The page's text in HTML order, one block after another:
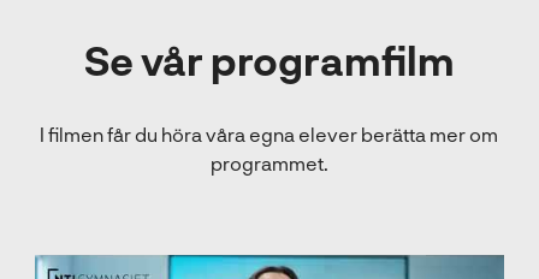
Se vår programfilm
I filmen får du höra våra egna elever berätta mer om
programmet.